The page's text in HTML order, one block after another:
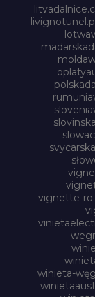
vignette-
winieta-